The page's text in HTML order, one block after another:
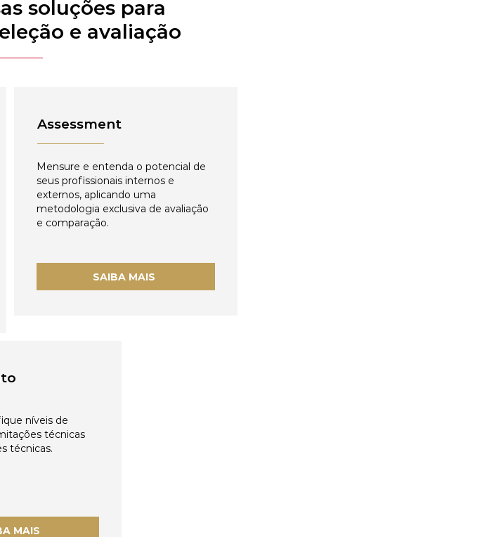
soluções para
e avaliação
Assessment
Mensure e entenda o potencial de
seus profissionais internos e
externos, aplicando uma
metodologia exclusiva de avaliação
e comparação.
SAIBA MAIS
níveis de
técnicas
técnicas.
MAIS